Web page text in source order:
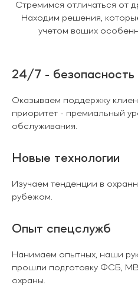
Стремимся отличаться от
Находим решения,
учетом ваших
24/7 - безопасность
Оказываем поддержку
приоритет - премиальный
обслуживания.
Новые технологии
Изучаем тенденции в
рубежом.
Опыт спецслужб
Нанимаем опытных, наши
прошли подготовку ФСБ,
охраны.